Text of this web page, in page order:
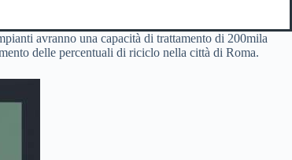
avranno una capacità di trattamento di 200mila
delle percentuali di riciclo nella città di Roma.